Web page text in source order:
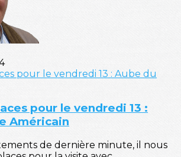
pour le vendredi 13 :
Américain
de dernière minute, il nous